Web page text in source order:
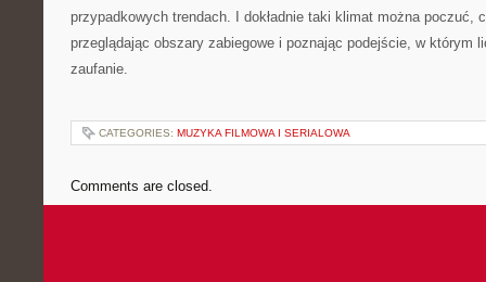
przypadkowych trendach. I dokładnie taki klimat można poczuć,
przeglądając obszary zabiegowe i poznając podejście, w którym
zaufanie.
CATEGORIES: MUZYKA FILMOWA I SERIALOWA
Comments are closed.